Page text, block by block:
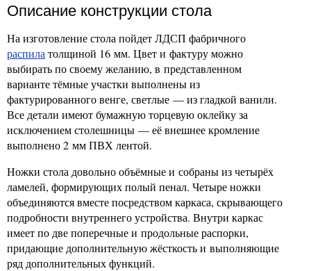
Описание конструкции стола
На изготовление стола пойдет ЛДСП фабричного
распила толщиной 16 мм. Цвет и фактуру можно
выбирать по своему желанию, в представленном
варианте тёмные участки выполнены из
фактурированного венге, светлые — из гладкой ванили.
Все детали имеют бумажную торцевую оклейку за
исключением столешницы — её внешнее кромление
выполнено 2 мм ПВХ лентой.
Ножки стола довольно объёмные и собраны из четырёх
ламелей, формирующих полый пенал. Четыре ножки
объединяются вместе посредством каркаса, скрывающего
подробности внутреннего устройства. Внутри каркас
имеет по две поперечные и продольные распорки,
придающие дополнительную жёсткость и выполняющие
ряд дополнительных функций.